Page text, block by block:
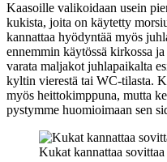
Kaasoille valikoidaan usein
kukista, joita on käytetty
kannattaa hyödyntää myös
ennemmin käytössä kirkossa
varata maljakot juhlapaikalta
kyltin vierestä tai WC-tilasta.
myös heittokimppuna, mutta
pystymme huomioimaan sen
Kukat kannattaa